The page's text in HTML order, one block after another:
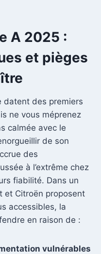
A 2025 :
et pièges
datent des premiers
ne vous méprenez
calmée avec le
de son
des
à l’extrême chez
fiabilité. Dans un
et Citroën proposent
accessibles, la
en raison de :
vulnérables